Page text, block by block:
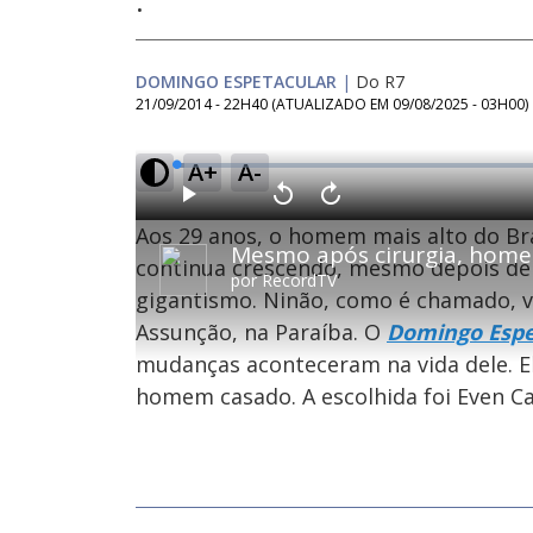
DOMINGO ESPETACULAR | Do R7
21/09/2014 - 22H40 (ATUALIZADO EM 09/08/2025 - 03H00)
A+ A-
porRecordTV
P
l
a
y
V
o
t
a
r
1
0
s
g
u
d
s
A
v
a
n
ç
a
r
0
s
e
g
n
o
s
d
L
o
a
d
e
d
:
.
0
%
Aos 29 anos, o homem mais alto do
continua crescendo, mesmo depois
gigantismo. Ninão, como é chamado,
Assunção, na Paraíba. ODomingo
mudanças aconteceram na vida dele.
homem casado. A escolhida foi Even